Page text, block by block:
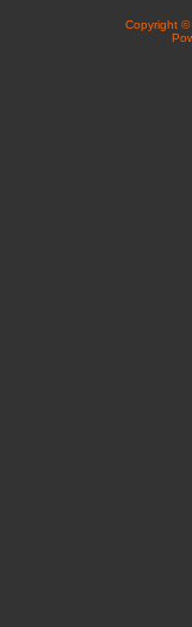
Copyright